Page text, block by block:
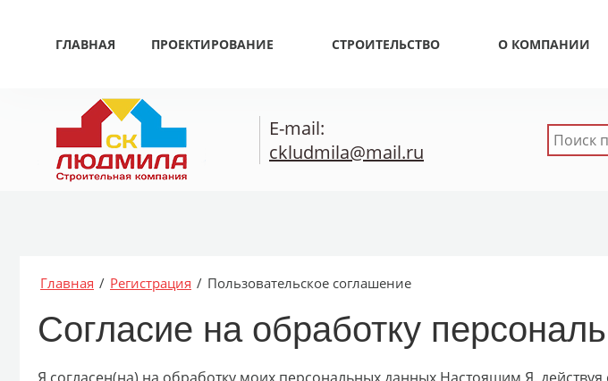
ГЛАВНАЯ ПРОЕКТИРОВАНИЕ СТРОИТЕЛЬСТВО О КОМПАНИИ
E-mail:
ckludmila@mail.ru
Главная / Регистрация / Пользовательское соглашение
Согласие на обработку